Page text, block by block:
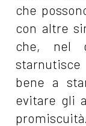
che
con altre
che, nel
bene a
evitare gli
promiscuità.